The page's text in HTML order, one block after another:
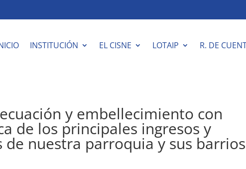
INSTITUCIÓN EL CISNE LOTAIP R. DE
y embellecimiento con
de los principales ingresos y
nuestra parroquia y sus barrios